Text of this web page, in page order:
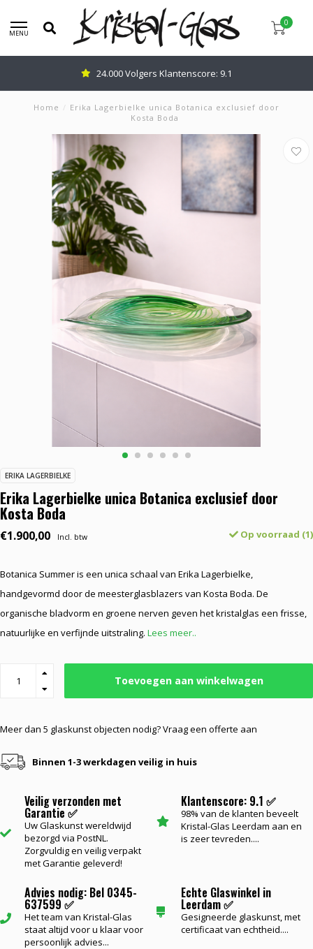
MENU
0
24.000 Volgers Klantenscore: 9.1
Home / Erika Lagerbielke unica Botanica exclusief door
Kosta Boda
ERIKA LAGERBIELKE
Erika Lagerbielke unica Botanica exclusief door
Kosta Boda
€1.900,00 Incl. btw Op voorraad (1)
Botanica Summer is een unica schaal van Erika Lagerbielke,
handgevormd door de meesterglasblazers van Kosta Boda. De
organische bladvorm en groene nerven geven het kristalglas een frisse,
natuurlijke en verfijnde uitstraling. Lees meer..
Toevoegen aan winkelwagen
Meer dan 5 glaskunst objecten nodig? Vraag een offerte aan
Binnen 1-3 werkdagen veilig in huis
Veilig verzonden met
Garantie ✅
Uw Glaskunst wereldwijd
bezorgd via PostNL.
Zorgvuldig en veilig verpakt
met Garantie geleverd!
Klantenscore: 9.1 ✅
98% van de klanten beveelt
Kristal-Glas Leerdam aan en
is zeer tevreden....
Advies nodig: Bel 0345-
637599 ✅
Het team van Kristal-Glas
staat altijd voor u klaar voor
persoonlijk advies...
Echte Glaswinkel in
Leerdam ✅
Gesigneerde glaskunst, met
certificaat van echtheid....